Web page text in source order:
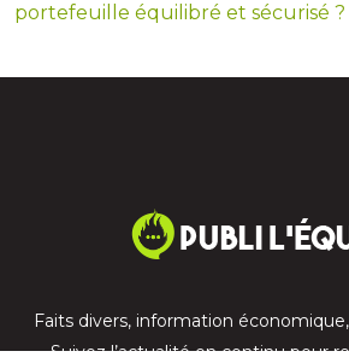
portefeuille équilibré et sécurisé ?
Faits divers, information
Suivez l’actualité en continu pour